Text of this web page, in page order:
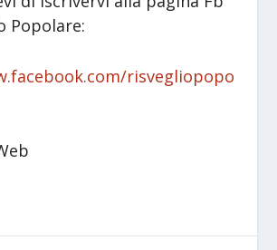
Popolare:
risvegliopopo